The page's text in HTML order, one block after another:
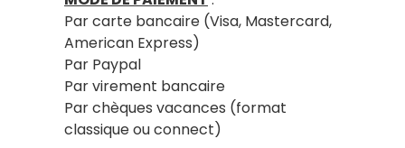
Par carte bancaire (Visa, Mastercard,
American Express)
Par Paypal
Par virement bancaire
Par chèques vacances (format
classique ou connect)